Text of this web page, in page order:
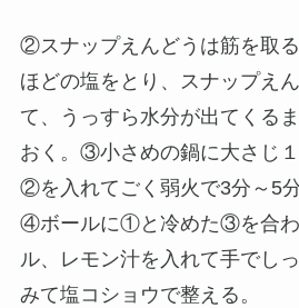
②スナップえんどうは筋を取
ほどの塩をとり、スナップえ
て、うっすら水分が出てくる
おく。③小さめの鍋に大さじ１
②を入れてごく弱火で3分～5
④ボールに①と冷めた③を合わ
ル、レモン汁を入れて手でし
みて塩コショウで整える。